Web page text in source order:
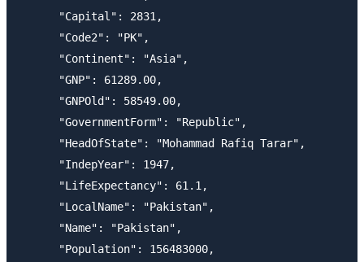
      "Capital": 2831,
      "Code2": "PK",
      "Continent": "Asia",
      "GNP": 61289.00,
      "GNPOld": 58549.00,
      "GovernmentForm": "Republic",
      "HeadOfState": "Mohammad Rafiq Tarar",
      "IndepYear": 1947,
      "LifeExpectancy": 61.1,
      "LocalName": "Pakistan",
      "Name": "Pakistan",
      "Population": 156483000,